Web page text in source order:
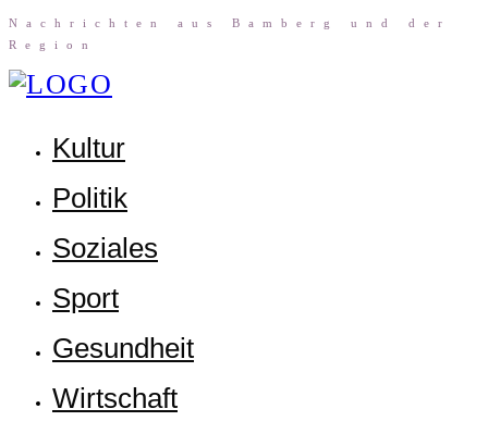
Nach­rich­ten aus Bam­berg und der
Region
Kul­tur
Poli­tik
Sozia­les
Sport
Gesund­heit
Wirt­schaft